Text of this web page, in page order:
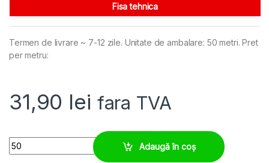
Fisa tehnica
Termen de livrare ~ 7-12 zile. Unitate de ambalare: 50 metri. Pret
per metru:
31,90 lei fara TVA
Tub PVC flexibil ⌀15 mm, arc metalic, etans si rezistent quantity
Adaugă în coș